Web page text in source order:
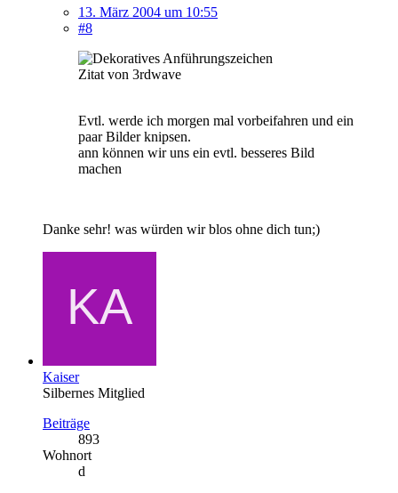
13. März 2004 um 10:55
#8
Zitat von 3rdwave
Evtl. werde ich morgen mal vorbeifahren und ein
paar Bilder knipsen.
ann können wir uns ein evtl. besseres Bild
machen
Danke sehr! was würden wir blos ohne dich tun;)
Kaiser
Silbernes Mitglied
Beiträge
893
Wohnort
d